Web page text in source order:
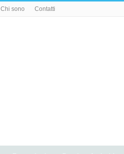
Chi sono Contatti